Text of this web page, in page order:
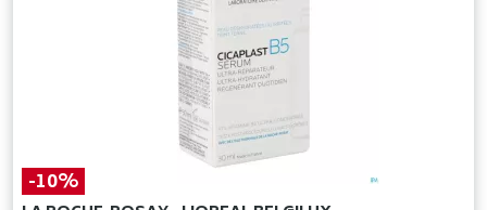
-10%